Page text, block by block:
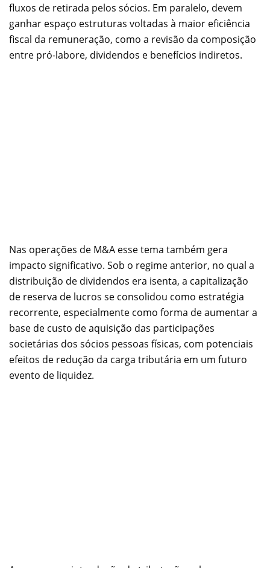
fluxos de retirada pelos sócios. Em paralelo, devem
ganhar espaço estruturas voltadas à maior eficiência
fiscal da remuneração, como a revisão da composição
entre pró-labore, dividendos e benefícios indiretos.
Nas operações de M&A esse tema também gera
impacto significativo. Sob o regime anterior, no qual a
distribuição de dividendos era isenta, a capitalização
de reserva de lucros se consolidou como estratégia
recorrente, especialmente como forma de aumentar a
base de custo de aquisição das participações
societárias dos sócios pessoas físicas, com potenciais
efeitos de redução da carga tributária em um futuro
evento de liquidez.